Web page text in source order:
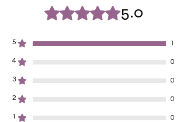
Für alle Nägel geeignet
Halten bis zu 14 Tage
Rated 5 out of 5 stars.5.0
5 1
4 0
3 0
2 0
1 0